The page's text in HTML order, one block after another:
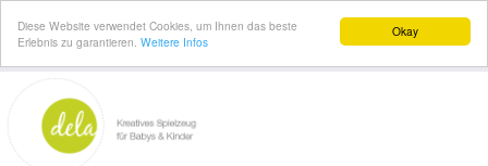
Okay
Diese Website verwendet Cookies, um Ihnen das beste
Erlebnis zu garantieren. Weitere Infos